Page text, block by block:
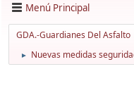
Menú Principal
GDA.-Guardianes Del Asfalto
► Nuevas medidas